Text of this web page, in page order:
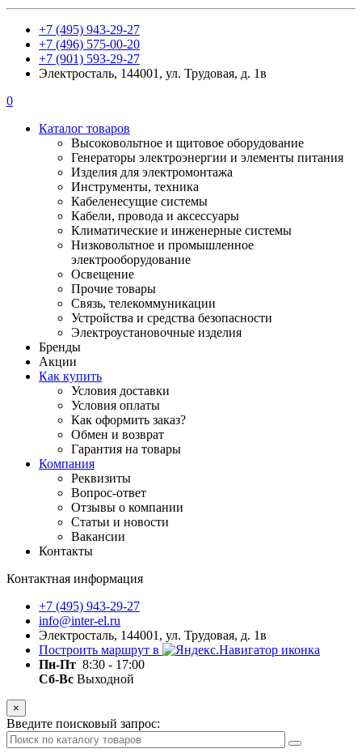
+7 (495) 943-29-27
+7 (496) 575-00-20
+7 (901) 593-29-27
Электросталь, 144001, ул. Трудовая, д. 1в
0
Каталог товаров
Высоковольтное и щитовое оборудование
Генераторы электроэнергии и элементы питания
Изделия для электромонтажа
Инструменты, техника
Кабеленесущие системы
Кабели, провода и аксессуары
Климатические и инженерные системы
Низковольтное и промышленное
электрооборудование
Освещение
Прочие товары
Связь, телекоммуникации
Устройства и средства безопасности
Электроустановочные изделия
Бренды
Акции
Как купить
Условия доставки
Условия оплаты
Как оформить заказ?
Обмен и возврат
Гарантия на товары
Компания
Реквизиты
Вопрос-ответ
Отзывы о компании
Статьи и новости
Вакансии
Контакты
Контактная информация
+7 (495) 943-29-27
info@inter-el.ru
Электросталь, 144001, ул. Трудовая, д. 1в
Построить маршрут в
Пн-Пт 8:30 - 17:00
Сб-Вс Выходной
×
Введите поисковый запрос: